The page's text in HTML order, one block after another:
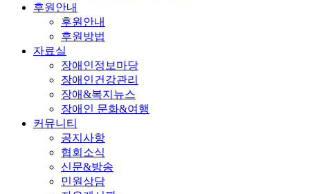
후원안내
후원안내
후원방법
자료실
장애인정보마당
장애인건강관리
장애&복지뉴스
장애인 문화&여행
커뮤니티
공지사항
협회소식
신문&방송
민원상담